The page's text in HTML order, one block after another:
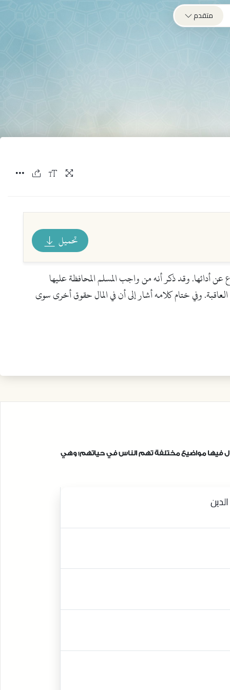
متقدم
تحميل
أدائها. وقد ذكر أنه من واجب المسلم المحافظة عليها
وفي ختام كلامه أشار إلى أن في المال حقوق أخرى سوى
فيها مواضيع مختلفة تهم الناس في حياتهم؛ وهي